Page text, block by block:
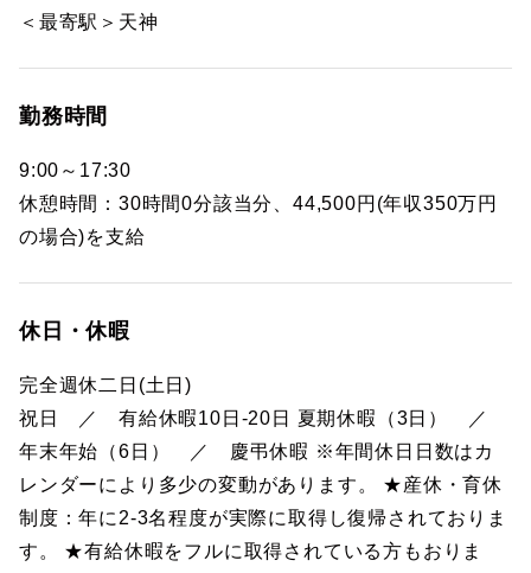
＜最寄駅＞天神
勤務時間
9:00～17:30
休憩時間：30時間0分該当分、44,500円(年収350万円
の場合)を支給
休日・休暇
完全週休二日(土日)
祝日 ／ 有給休暇10日-20日 夏期休暇（3日） ／
年末年始（6日） ／ 慶弔休暇 ※年間休日日数はカ
レンダーにより多少の変動があります。 ★産休・育休
制度：年に2-3名程度が実際に取得し復帰されておりま
す。 ★有給休暇をフルに取得されている方もおりま